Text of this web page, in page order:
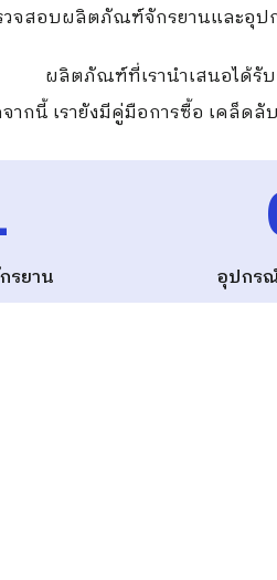
วจสอบผลิตภัณฑ์จักรยานและอุป
ผลิตภัณฑ์ที่เรานำเสนอได้รั
ากนี้ เรายังมีคู่มือการซื้อ เคล็ด
รยาน อุปกร